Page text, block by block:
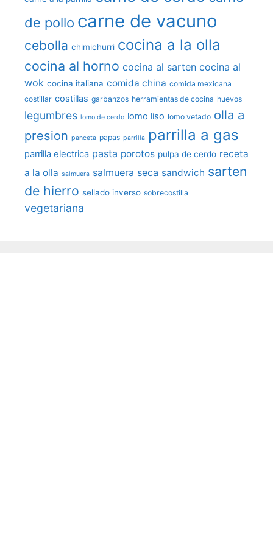
de pollo carne de vacuno
cebolla chimichurri cocina a la olla
cocina al horno cocina al sarten cocina al
wok cocina italiana comida china comida mexicana
costillar costillas garbanzos herramientas de cocina huevos
legumbres lomo de cerdo lomo liso lomo vetado olla a
presion panceta papas parrilla parrilla a gas
parrilla electrica pasta porotos pulpa de cerdo receta
a la olla salmuera salmuera seca sandwich sarten
de hierro sellado inverso sobrecostilla
vegetariana